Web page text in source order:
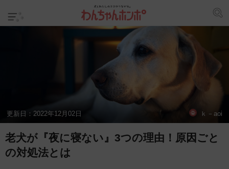
更新日： 2022年12月02日 ｋ－aoi
老犬が『夜に寝ない』3つの理由！原因ごと
の対処法とは